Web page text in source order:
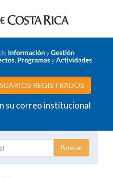
REGISTRADOS
su correo institucional